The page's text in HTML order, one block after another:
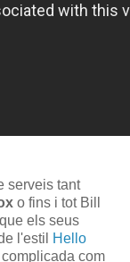
serveis tant
o fins i tot Bill
els seus
l'estil
Hello
com